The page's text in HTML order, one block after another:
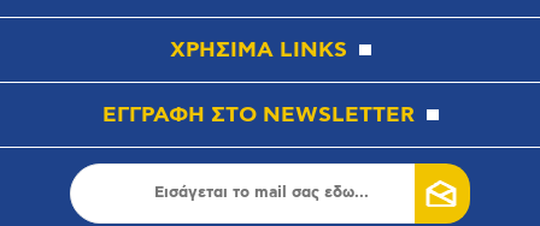
ΧΡΗΣΙΜΑ LINKS
ΕΓΓΡΑΦΗ ΣΤΟ NEWSLETTER